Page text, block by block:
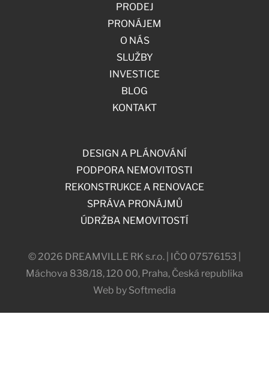
PRODEJ
PRONÁJEM
O NÁS
SLUŽBY
INVESTICE
BLOG
KONTAKT
© 2026 DREAMVILLE RK s.r.o. | IČO 07576153 |
Máchova 838/18, 120 00, Praha, Česká republika
Web by Softmedia
DESIGN A PLÁNOVÁNÍ
PODPORA NEMOVITOSTI
REKONSTRUKCE A RENOVACE
SPRÁVA PRONÁJMŮ
ÚDRŽBA NEMOVITOSTÍ